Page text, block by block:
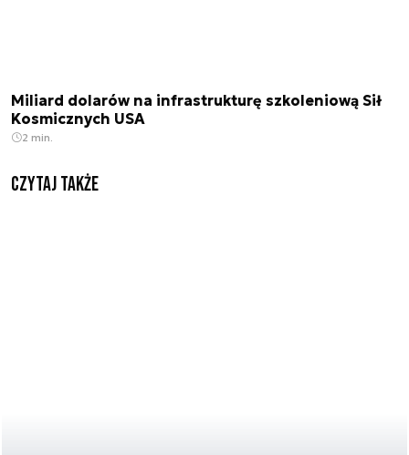
Miliard dolarów na infrastrukturę szkoleniową Sił
Kosmicznych USA
2 min.
Czytaj także